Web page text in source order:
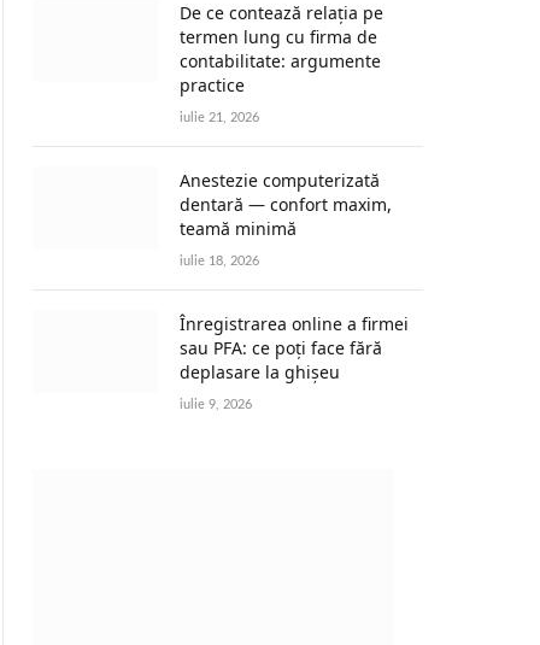
De ce contează relația pe
termen lung cu firma de
contabilitate: argumente
practice
iulie 21, 2026
Anestezie computerizată
dentară — confort maxim,
teamă minimă
iulie 18, 2026
Înregistrarea online a firmei
sau PFA: ce poți face fără
deplasare la ghișeu
iulie 9, 2026